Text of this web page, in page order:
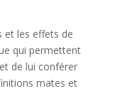
et les effets de
qui permettent
de lui conférer
mates et